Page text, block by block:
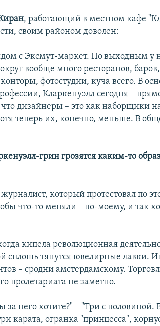
, работающий в местном кафе
своим районом доволен:
с Эксмут-маркет. По выходным у
вообще много ресторанов,
фотостудии, куча всего. В
Кларкенуэлл сегодня –
дизайнеры – это как наборщики
теперь их, конечно, меньше. В
грин грозятся каким-то
который протестовал по
что-то меняли – по-моему, и так
кипела революционная
сплошь тянутся ювелирные лавки.
– сродни амстердамскому.
пролетариата не заметно.
за него хотите?" – "Три с половиной.
карата, огранка "принцесса",